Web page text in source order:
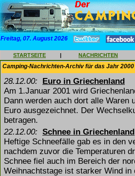
Freitag, 07. August 2026
STARTSEITE | NACHRICHTEN
Camping-Nachrichten-Archiv für das Jahr 2000
28.12.00:
Euro in Griechenland
Am 1.Januar 2001 wird
Dann werden auch dort alle Waren
Euro ausgezeichnet. Der
betragen.
22.12.00: Schnee in Griechenland
Heftige Schneefälle gab es in den
nachdem zuvor die Temperaturen
Schnee fiel auch im Bereich der
Weihnachtstage ist starker Wind in